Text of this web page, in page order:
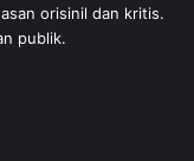
orisinil dan kritis.
publik.